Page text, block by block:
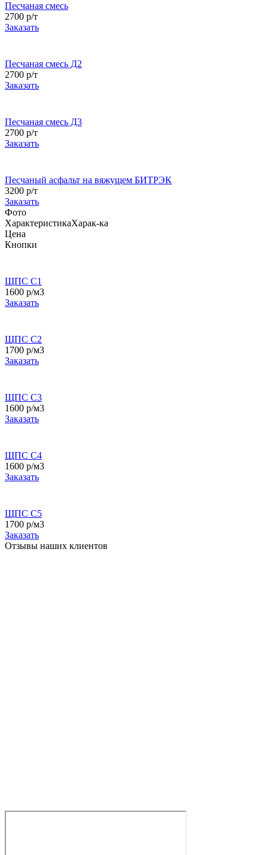
Песчаная смесь
2700 р/т
Заказать
Песчаная смесь Д2
2700 р/т
Заказать
Песчаная смесь Д3
2700 р/т
Заказать
Песчаный асфальт на вяжущем БИТРЭК
3200 р/т
Заказать
Фото
ХарактеристикаХарак-ка
Цена
Кнопки
ЩПС С1
1600 р/м3
Заказать
ЩПС С2
1700 р/м3
Заказать
ЩПС С3
1600 р/м3
Заказать
ЩПС С4
1600 р/м3
Заказать
ЩПС С5
1700 р/м3
Заказать
Отзывы наших клиентов